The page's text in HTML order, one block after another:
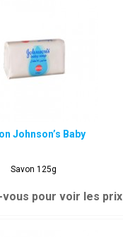
Johnson’s Baby
Savon 125g
pour voir les prix